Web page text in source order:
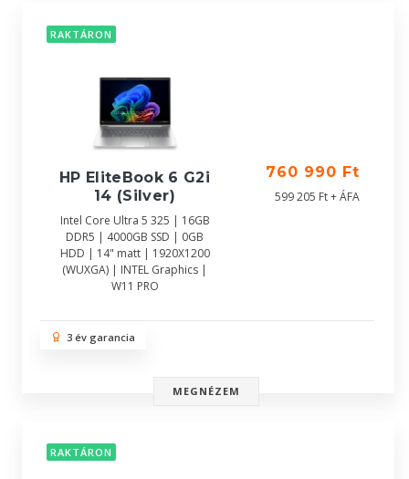
RAKTÁRON
HP EliteBook 6 G2i
14 (Silver)
Intel Core Ultra 5 325 | 16GB
DDR5 | 4000GB SSD | 0GB
HDD | 14" matt | 1920X1200
(WUXGA) | INTEL Graphics |
W11 PRO
760 990 Ft
599 205 Ft + ÁFA
3 év garancia
MEGNÉZEM
RAKTÁRON